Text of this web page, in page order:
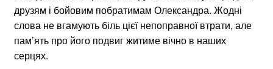
друзям і бойовим побратимам Олександра. Жодні
слова не вгамують біль цієї непоправної втрати, але
пам’ять про його подвиг житиме вічно в наших
серцях.